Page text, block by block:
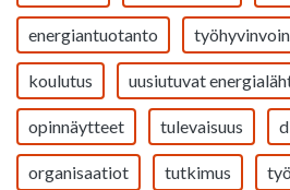
energiantuotanto
koulutus uusiutuvat
opinnäytteet tulevaisuus
organisaatiot tutkimus